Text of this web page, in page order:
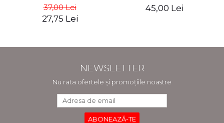
37,00 Lei
27,75 Lei
45,00 Lei
NEWSLETTER
Nu rata ofertele și promoțiile noastre